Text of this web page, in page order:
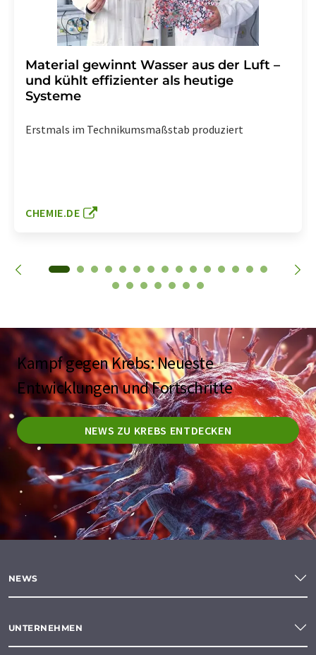
Material gewinnt Wasser aus der Luft –
und kühlt effizienter als heutige
Systeme
Erstmals im Technikumsmaßstab produziert
CHEMIE.DE
Kampf gegen Krebs: Neueste
Entwicklungen und Fortschritte
NEWS ZU KREBS ENTDECKEN
NEWS
UNTERNEHMEN